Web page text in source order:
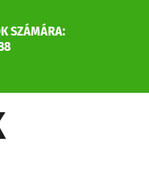
SZÁMÁRA: